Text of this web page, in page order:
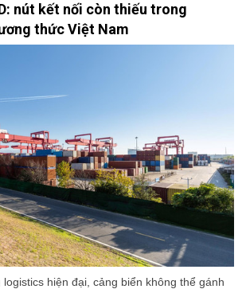
nút kết nối còn thiếu trong
thức Việt Nam
hiện đại, cảng biển không thể gánh